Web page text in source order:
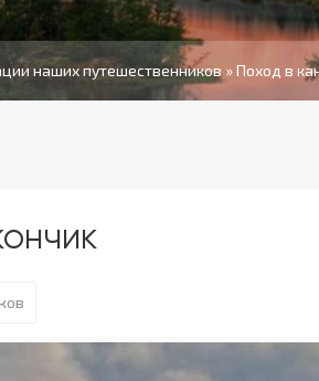
наших путешественников » Поход в